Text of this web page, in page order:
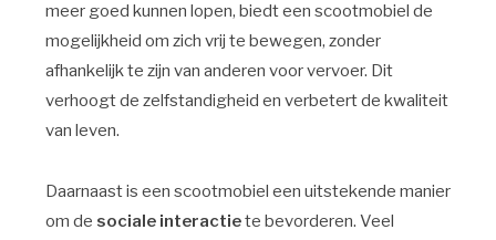
meer goed kunnen lopen, biedt een scootmobiel de
mogelijkheid om zich vrij te bewegen, zonder
afhankelijk te zijn van anderen voor vervoer. Dit
verhoogt de zelfstandigheid en verbetert de kwaliteit
van leven.
Daarnaast is een scootmobiel een uitstekende manier
om de sociale interactiete bevorderen. Veel